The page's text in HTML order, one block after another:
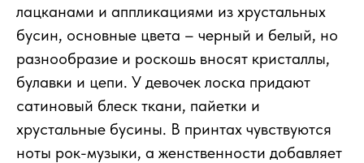
лацканами и аппликациями из хрустальных
бусин, основные цвета – черный и белый, но
разнообразие и роскошь вносят кристаллы,
булавки и цепи. У девочек лоска придают
сатиновый блеск ткани, пайетки и
хрустальные бусины. В принтах чувствуются
ноты рок-музыки, а женственности добавляет